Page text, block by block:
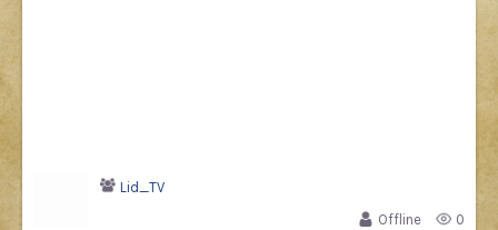
Lid_TV
Offline
0